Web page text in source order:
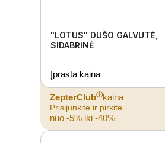
"LOTUS" DUŠO GALVUTĖ,
SIDABRINĖ
Įprasta kaina
ZepterClubⓘkaina
Prisijunkite ir pirkite
nuo -5% iki -40%